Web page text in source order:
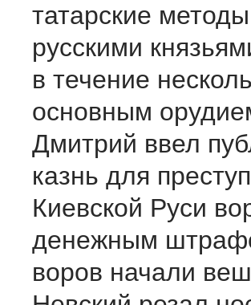
татарские
русскими
в течение
основным
Дмитрий ввел
казнь для
Киевской Руси
денежным
воров начали